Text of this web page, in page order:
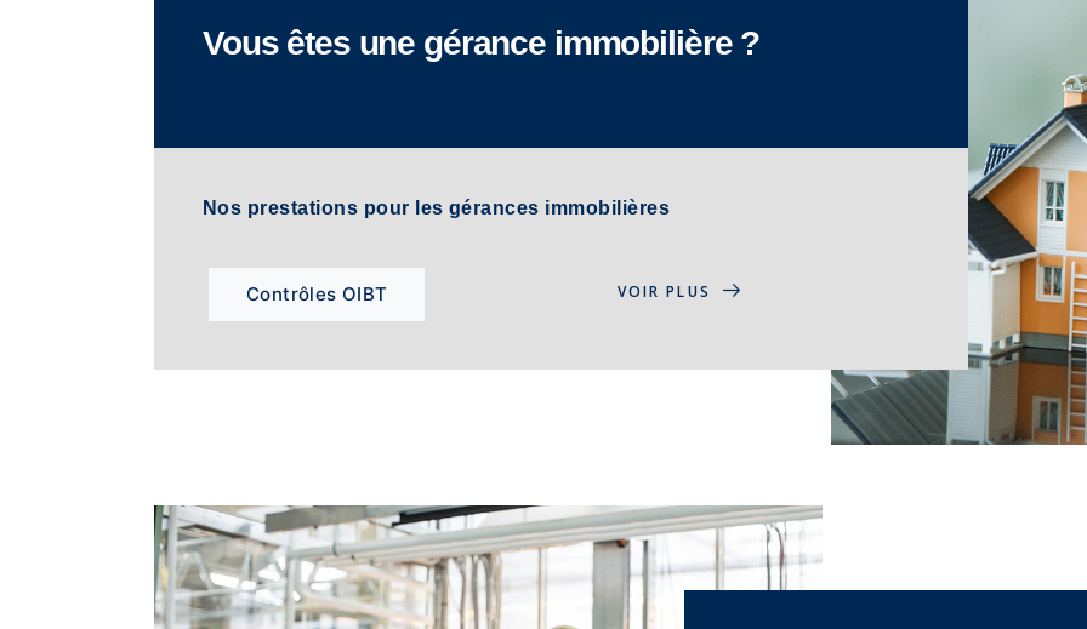
Vous êtes une gérance immobilière ?
Nos prestations pour les gérances immobilières
Contrôles OIBT VOIR PLUS